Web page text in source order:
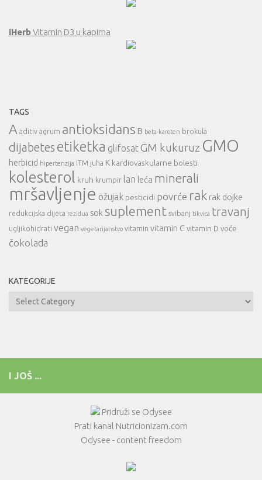
iHerbVitamin D3 u kapima
TAGS
A aditiv agrum antioksidans B beta-karoten brokula
dijabetes etiketka glifosatGM kukuruz GMO
herbicid hipertenzija ITM juha K kardiovaskularne bolesti
kolesterol kruh krumpir lan leća minerali
mršavljenje ožujak pesticidi povrće rak rak dojke
redukcijska dijeta rezidua sok suplement svibanj tikvica travanj
ugljikohidrati vegan vegetarijanstvo vitamin vitamin C vitamin D voće
čokolada
KATEGORIJE
Kategorije
I JOŠ ...
Pridruži se Odysee
Prati kanal Nutricionizam.com
Odysee - content freedom